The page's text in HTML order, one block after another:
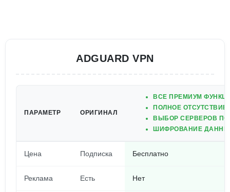
ADGUARD VPN
ПАРАМЕТР ОРИГИНАЛ
ВСЕ ПРЕМИУМ
ПОЛНОЕ
ВЫБОР СЕРВЕРОВ ПО
ШИФРОВАНИЕ
Цена Подписка Бесплатно
Реклама Есть Нет